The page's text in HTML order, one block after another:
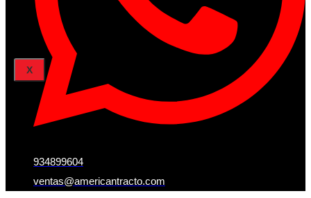
Restablecer la contraseña
X
934899604
ventas@americantracto.com